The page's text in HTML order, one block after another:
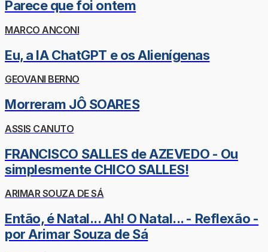
Parece que foi ontem
MARCO ANCONI
Eu, a IA ChatGPT e os Alienígenas
GEOVANI BERNO
Morreram JÔ SOARES
ASSIS CANUTO
FRANCISCO SALLES de AZEVEDO - Ou
simplesmente CHICO SALLES!
ARIMAR SOUZA DE SÁ
Então, é Natal... Ah! O Natal... - Reflexão -
por Arimar Souza de Sá